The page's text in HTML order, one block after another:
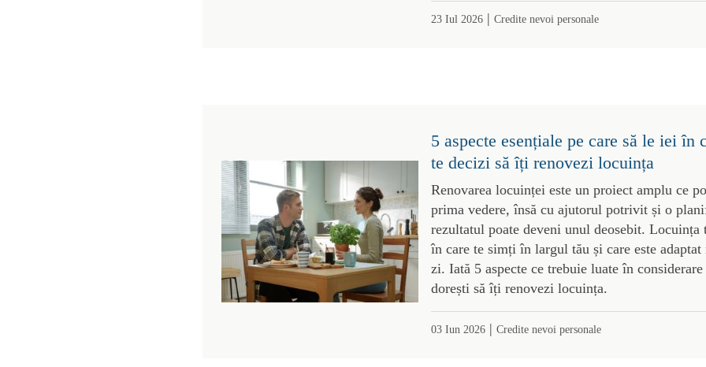
23 Iul 2026| Credite nevoi personale
5 aspecte esențiale pe care să le iei în
te decizi să îți renovezi locuința
Renovarea locuinței este un proiect amplu ce
prima vedere, însă cu ajutorul potrivit și o
rezultatul poate deveni unul deosebit. Locuința
în care te simți în largul tău și care este
zi. Iată 5 aspecte ce trebuie luate în
dorești să îți renovezi locuința.
03 Iun 2026| Credite nevoi personale